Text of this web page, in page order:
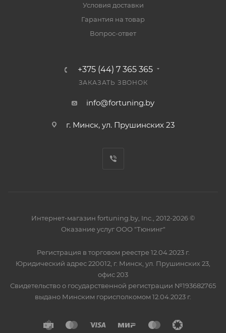
Условия доставки
Гарантия на товар
Вопрос-ответ
+375 (44) 7 365 365
ЗАКАЗАТЬ ЗВОНОК
info@fortuning.by
г. Минск, ул. Прушинских 23
Интернет-магазин fortuning.by, Inc., 2012-2026 ©
Оказание услуг ООО "Тюнинг"
Регистрация в торговом реестре 12.04.2023 г.
Юридический адрес 220012, г. Минск, ул. Прушинских 23,
офис 203
Свидетельство о государственной регистрации №193682765
выдано Минским горисполкомом 12.04.2023 г.